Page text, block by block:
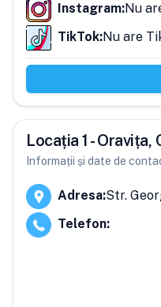
Instagram:Nu
TikTok:Nu are
Locația 1 - Oravița,
Informații și date de
Adresa:Str.
Telefon: